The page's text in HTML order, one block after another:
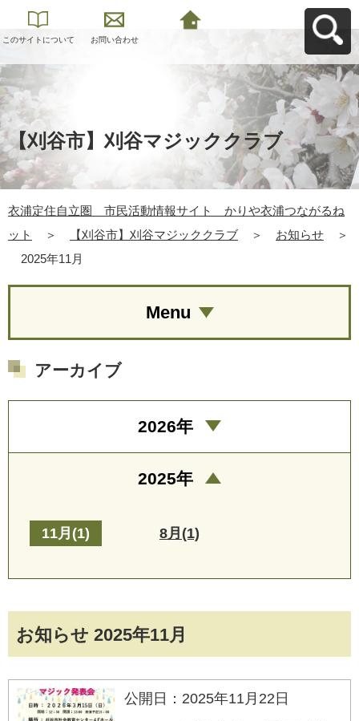
このサイトについて お問い合わせ
【刈谷市】刈谷マジッククラブ
衣浦定住自立圏 市民活動情報サイト かりや衣浦つながるね
ット
＞ 【刈谷市】刈谷マジッククラブ ＞ お知らせ
＞
2025年11月
お知らせ 2025年11月
公開日：2025年11月22日
Menu
アーカイブ
2026年
2025年
11月(1) 8月(1)